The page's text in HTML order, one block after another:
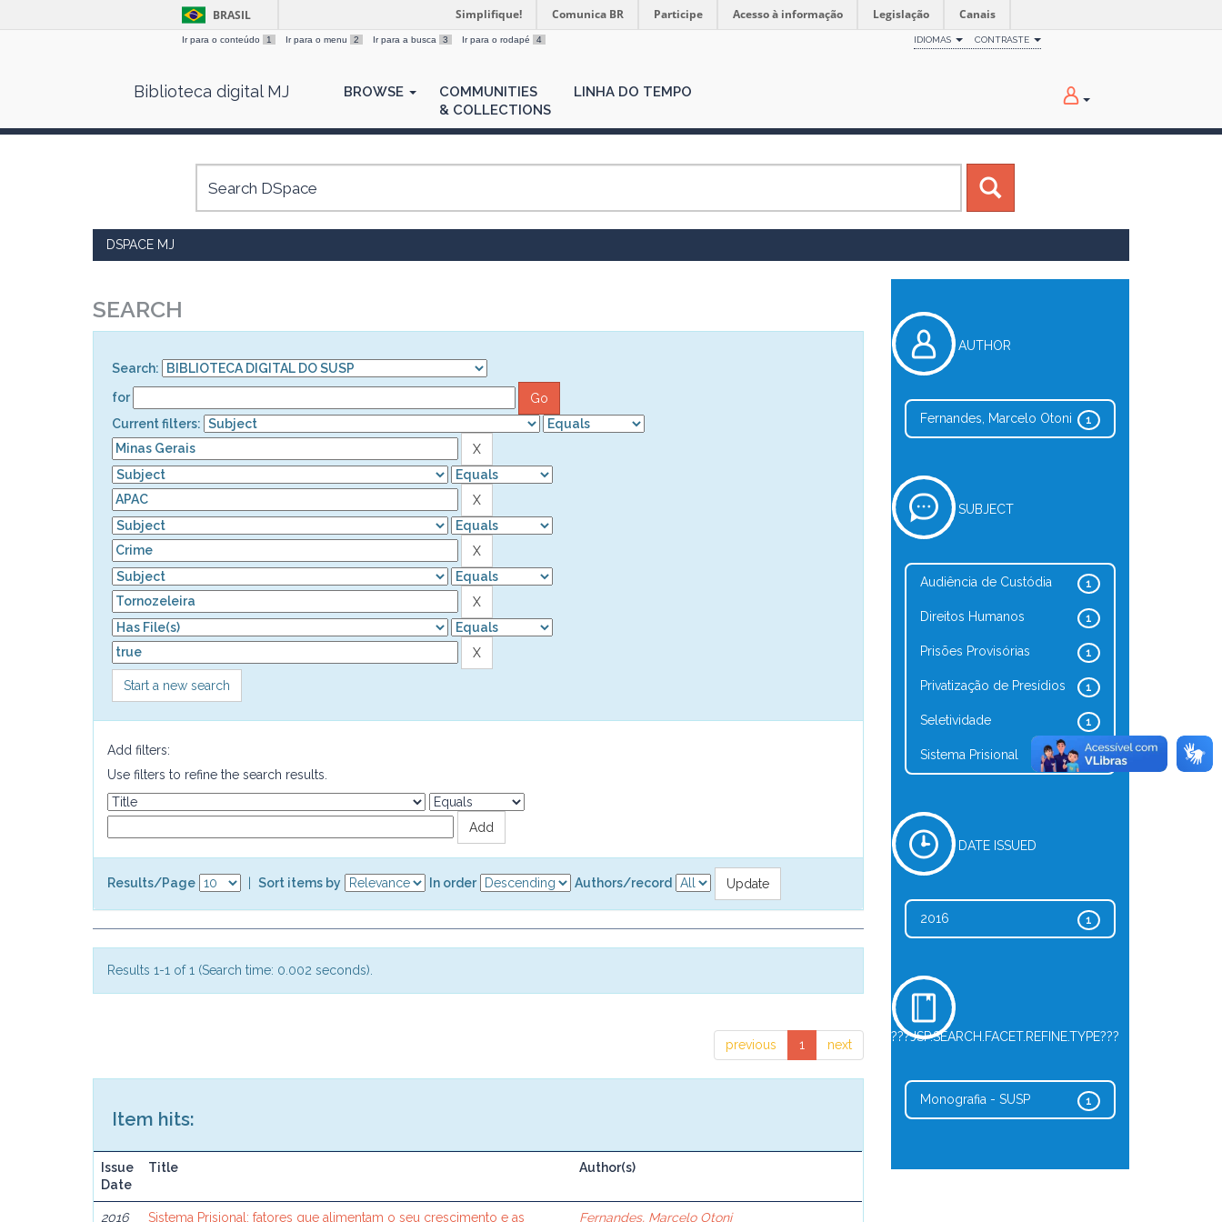
BRASIL Simplifique! Comunica BR Participe Acesso à informação Legislação Canais
Ir para o conteúdo 1 Ir para o menu 2 Ir para a busca 3 Ir para o rodapé 4 IDIOMAS CONTRASTE
Biblioteca digital MJ BROWSE
COMMUNITIES
& COLLECTIONS
LINHA DO TEMPO
DSPACE MJ
SEARCH
Search:
for
Current filters:
Start a new search
Add filters:
Use filters to refine the search results.
Results/Page Sort items by In order Authors/record
Results 1-1 of 1 (Search time: 0.002 seconds).
previous 1 next
Item hits:
Issue
Date
Title Author(s)
2016 Sistema Prisional: fatores que alimentam o seu crescimento e as Fernandes, Marcelo Otoni
AUTHOR
1
Fernandes, Marcelo Otoni
SUBJECT
1
Audiência de Custódia
1
Direitos Humanos
1
Prisões Provisórias
1
Privatização de Presídios
1
Seletividade
1
Sistema Prisional
DATE ISSUED
1
2016
???JSP.SEARCH.FACET.REFINE.TYPE???
1
Monografia - SUSP